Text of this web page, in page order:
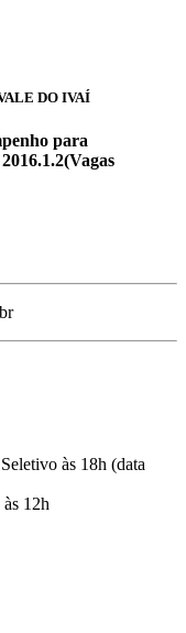
DO IVAÍ
para
às 18h (data
12h